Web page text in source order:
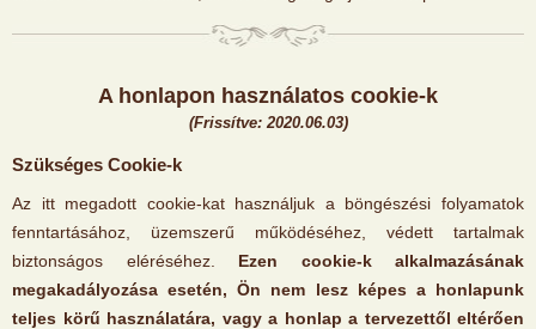
A honlapon használatos cookie-k
(Frissítve: 2020.06.03)
Szükséges Cookie-k
Az itt megadott cookie-kat használjuk a böngészési folyamatok
fenntartásához, üzemszerű működéséhez, védett tartalmak
biztonságos eléréséhez. Ezen cookie-k alkalmazásának
megakadályozása esetén, Ön nem lesz képes a honlapunk
teljes körű használatára, vagy a honlap a tervezettől eltérően